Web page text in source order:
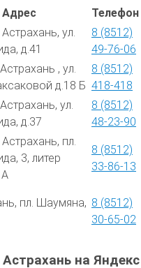
Адрес Телефон
ул.
д.41
8 (8512)
49-76-06
, ул.
д.18 Б
8 (8512)
418-418
ул.
д.37
8 (8512)
48-23-90
пл.
3, литер
А
8 (8512)
33-86-13
пл. Шаумяна, 8 (8512)
30-65-02
на Яндекс